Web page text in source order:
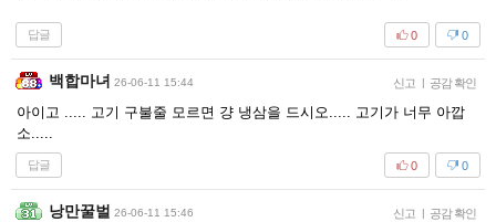
답글 0
0
백합마녀 26-06-11 15:44 신고 공감 확인
아이고 ..... 고기 구불줄 모르면 걍 냉삼을 드시오..... 고기가 너무 아깝
소.....
답글 0
0
낭만꿀벌 26-06-11 15:46 신고 공감 확인